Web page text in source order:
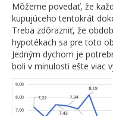
Môžeme povedať, že
kupujúceho tentokrát
Treba zdôrazniť, že
hypotékach sa pre toto
Jedným dychom je
boli v minulosti ešte viac